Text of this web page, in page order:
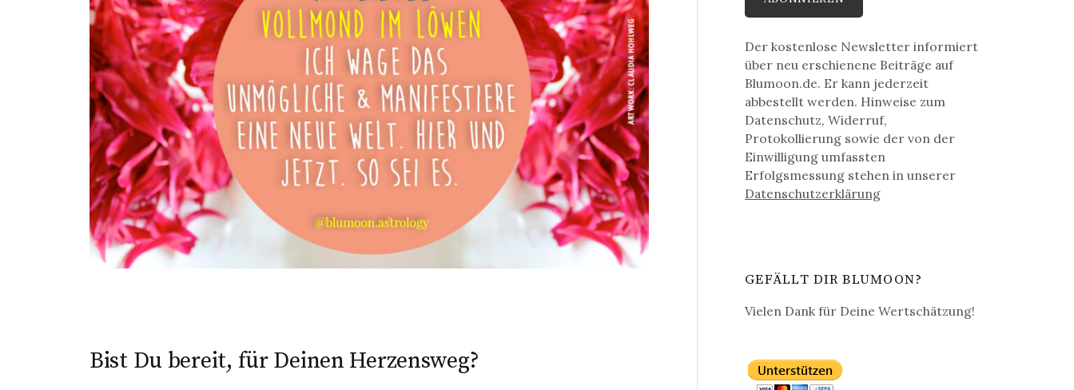
Bist Du bereit, für Deinen Herzensweg?
Der kostenlose Newsletter informiert
über neu erschienene Beiträge auf
Blumoon.de. Er kann jederzeit
abbestellt werden. Hinweise zum
Datenschutz, Widerruf,
Protokollierung sowie der von der
Einwilligung umfassten
Erfolgsmessung stehen in unserer
Datenschutz­erklärung
GEFÄLLT DIR BLUMOON?
Vielen Dank für Deine Wertschätzung!